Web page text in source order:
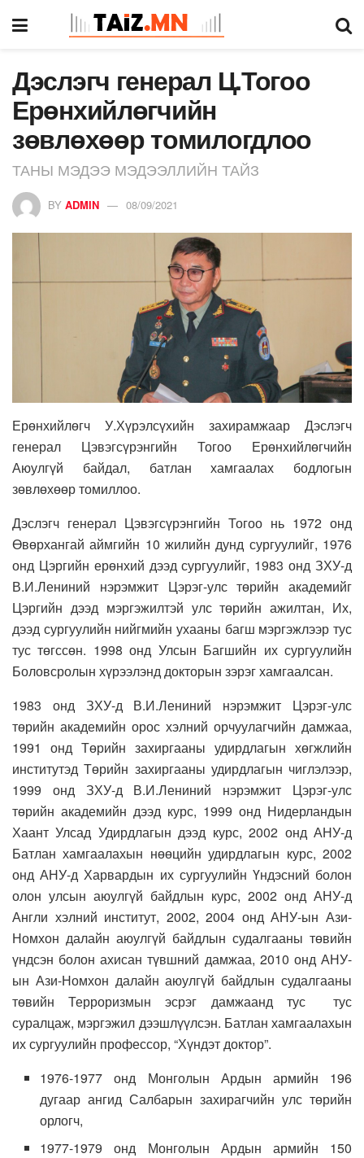
Дэслэгч генерал Ц.Тогоо
Ерөнхийлөгчийн
зөвлөхөөр томилогдлоо
ТАНЫ МЭДЭЭ МЭДЭЭЛЛИЙН ТАЙЗ
BY ADMIN 08/09/2021
Ерөнхийлөгч У.Хүрэлсүхийн захирамжаар Дэслэгч
генерал Цэвэгсүрэнгийн Тогоо Ерөнхийлөгчийн
Аюулгүй байдал, батлан хамгаалах бодлогын
зөвлөхөөр томиллоо.
Дэслэгч генерал Цэвэгсүрэнгийн Тогоо нь 1972 онд
Өвөрхангай аймгийн 10 жилийн дунд сургуулийг, 1976
онд Цэргийн ерөнхий дээд сургуулийг, 1983 онд ЗХУ-д
В.И.Лениний нэрэмжит Цэрэг-улс төрийн академийг
Цэргийн дээд мэргэжилтэй улс төрийн ажилтан, Их,
дээд сургуулийн нийгмийн ухааны багш мэргэжлээр тус
тус төгссөн. 1998 онд Улсын Багшийн их сургуулийн
Боловсролын хүрээлэнд докторын зэрэг хамгаалсан.
1983 онд ЗХУ-д В.И.Лениний нэрэмжит Цэрэг-улс
төрийн академийн орос хэлний орчуулагчийн дамжаа,
1991 онд Төрийн захиргааны удирдлагын хөгжлийн
институтэд Төрийн захиргааны удирдлагын чиглэлээр,
1999 онд ЗХУ-д В.И.Лениний нэрэмжит Цэрэг-улс
төрийн академийн дээд курс, 1999 онд Нидерландын
Хаант Улсад Удирдлагын дээд курс, 2002 онд АНУ-д
Батлан хамгаалахын нөөцийн удирдлагын курс, 2002
онд АНУ-д Харвардын их сургуулийн Үндэсний болон
олон улсын аюулгүй байдлын курс, 2002 онд АНУ-д
Англи хэлний институт, 2002, 2004 онд АНУ-ын Ази-
Номхон далайн аюулгүй байдлын судалгааны төвийн
үндсэн болон ахисан түвшний дамжаа, 2010 онд АНУ-
ын Ази-Номхон далайн аюулгүй байдлын судалгааны
төвийн Терроризмын эсрэг дамжаанд тус тус
суралцаж, мэргэжил дээшлүүлсэн. Батлан хамгаалахын
их сургуулийн профессор, “Хүндэт доктор”.
1976-1977 онд Монголын Ардын армийн 196
дугаар ангид Салбарын захирагчийн улс төрийн
орлогч,
1977-1979 онд Монголын Ардын армийн 150